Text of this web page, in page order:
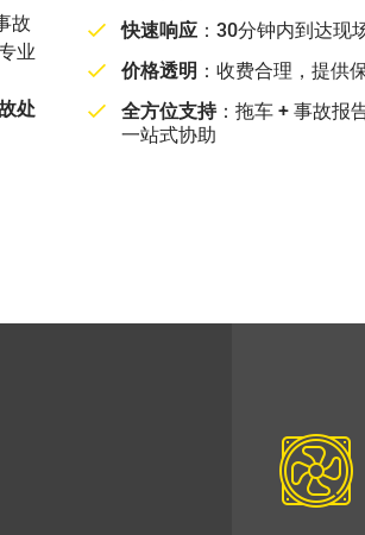
故
业
处
快速响应 ：30分钟内到达现
价格透明 ：收费合理，提供
全方位支持：拖车 + 事故报
一站式协助